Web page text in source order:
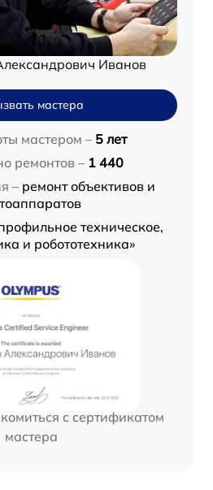
Иванов
мастера
мастером – 5 лет
ремонтов – 1 440
– ремонт объективов и
техническое,
и робототехника»
с сертификатом
мастера